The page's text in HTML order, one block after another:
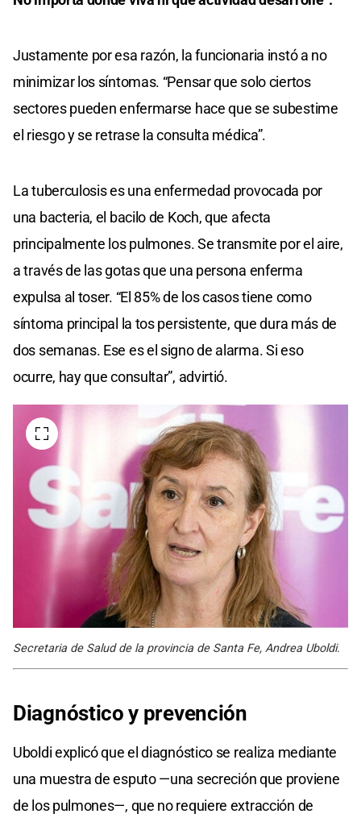
Justamente por esa razón, la funcionaria instó a no
minimizar los síntomas. “Pensar que solo ciertos
sectores pueden enfermarse hace que se subestime
el riesgo y se retrase la consulta médica”.
La tuberculosis es una enfermedad provocada por
una bacteria, el bacilo de Koch, que afecta
principalmente los pulmones. Se transmite por el aire,
a través de las gotas que una persona enferma
expulsa al toser. “El 85% de los casos tiene como
síntoma principal la tos persistente, que dura más de
dos semanas. Ese es el signo de alarma. Si eso
ocurre, hay que consultar”, advirtió.
Secretaria de Salud de la provincia de Santa Fe, Andrea Uboldi.
Diagnóstico y prevención
Uboldi explicó que el diagnóstico se realiza mediante
una muestra de esputo —una secreción que proviene
de los pulmones—, que no requiere extracción de